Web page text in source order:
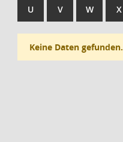
U V W X
Keine Daten gefunden.